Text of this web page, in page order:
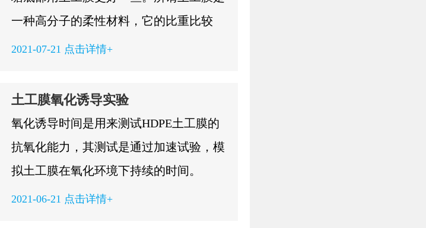
的压力为2MPa，接触开始计时，30s时读
试验、刺破强力试验等。土工布的一个重
要质量...
一种高分子的柔性材料，它的比重比较
小，同时具有较强的延伸性，还能适应变
如果用水泥的话，虽然能做到不渗水，但
本身也不透气，而且鱼儿想到打洞也做不
到，甚至会影响到一些底栖鱼类的存活。
2、拿草鱼做例子，草鱼是一种食用鱼
2021-07-21 点击详情+
土工膜氧化诱导实验
氧化诱导时间是用来测试HDPE土工膜的
抗氧化能力，其测试是通过加速试验，模
拟土工膜在氧化环境下持续的时间。
HDPE土工膜在施工和使用过程中，长期
2021-06-21 点击详情+